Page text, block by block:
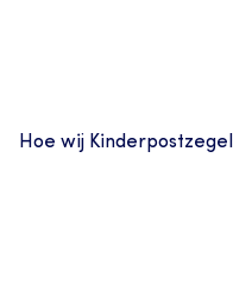
Hoe wij